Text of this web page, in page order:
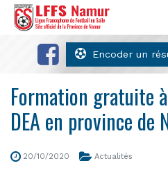
Encoder un
Formation gratuite
DEA en province de
20/10/2020 Actualités